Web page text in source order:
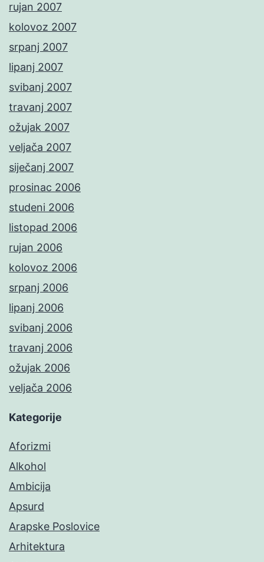
rujan 2007
kolovoz 2007
srpanj 2007
lipanj 2007
svibanj 2007
travanj 2007
ožujak 2007
veljača 2007
siječanj 2007
prosinac 2006
studeni 2006
listopad 2006
rujan 2006
kolovoz 2006
srpanj 2006
lipanj 2006
svibanj 2006
travanj 2006
ožujak 2006
veljača 2006
Kategorije
Aforizmi
Alkohol
Ambicija
Apsurd
Arapske Poslovice
Arhitektura